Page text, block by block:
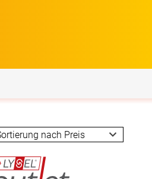
Service
Produktberatung